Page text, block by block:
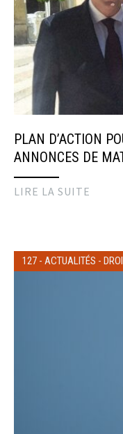
PLAN D’ACTION
ANNONCES DE
LIRE LA SUITE
127 - ACTUALITÉS -